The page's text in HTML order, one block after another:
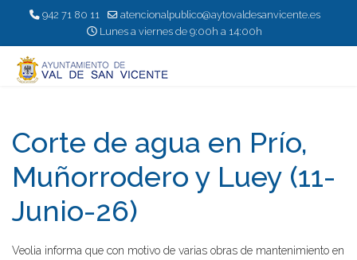
942 71 80 11
atencionalpublico@aytovaldesanvicente.es
Lunes a viernes de 9:00h a 14:00h
Corte de agua en Prío,
Muñorrodero y Luey (11-
Junio-26)
Veolia informa que con motivo de varias obras de mantenimiento en